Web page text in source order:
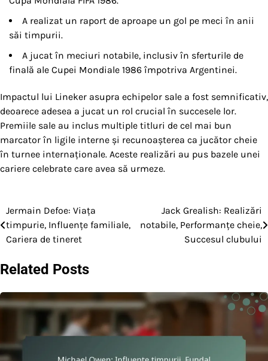
A realizat un raport de aproape un gol pe meci în anii
săi timpurii.
A jucat în meciuri notabile, inclusiv în sferturile de
finală ale Cupei Mondiale 1986 împotriva Argentinei.
Impactul lui Lineker asupra echipelor sale a fost semnificativ,
deoarece adesea a jucat un rol crucial în succesele lor.
Premiile sale au inclus multiple titluri de cel mai bun
marcator în ligile interne și recunoașterea ca jucător cheie
în turnee internaționale. Aceste realizări au pus bazele unei
cariere celebrate care avea să urmeze.
Post
navigation
Jermain Defoe: Viața
timpurie, Influențe familiale,
Cariera de tineret
Jack Grealish: Realizări
notabile, Performanțe cheie,
Succesul clubului
Related Posts